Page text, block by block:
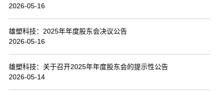
经典案例
联系我们
2026-05-16
雄塑科技：2025年年度股东会决议公告
2026-05-16
雄塑科技：关于召开2025年年度股东会的提示性公告
2026-05-14